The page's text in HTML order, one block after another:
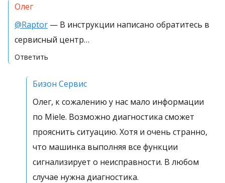
Олег
@Raptor — В инструкции написано обратитесь в
сервисный центр…
Ответить
Бизон Сервис
Олег, к сожалению у нас мало информации
по Miele. Возможно диагностика сможет
прояснить ситуацию. Хотя и очень странно,
что машинка выполняя все функции
сигнализирует о неисправности. В любом
случае нужна диагностика.